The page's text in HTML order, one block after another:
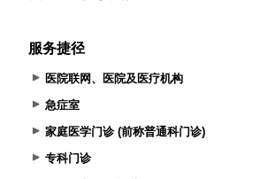
服务捷径
医院联网、医院及医疗机构
急症室
家庭医学门诊 (前称普通科门诊)
专科门诊